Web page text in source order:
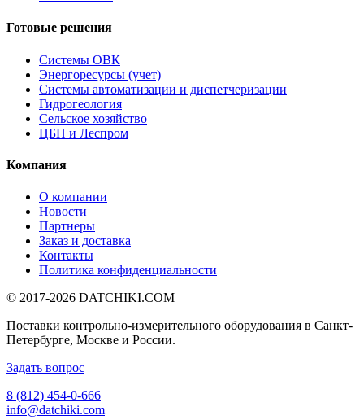
Готовые решения
Системы ОВК
Энергоресурсы (учет)
Системы автоматизации и диспетчеризации
Гидрогеология
Сельское хозяйство
ЦБП и Леспром
Компания
О компании
Новости
Партнеры
Заказ и доставка
Контакты
Политика конфиденциальности
© 2017-2026 DATCHIKI.COM
Поставки контрольно-измерительного оборудования в Санкт-
Петербурге, Москве и России.
Задать вопрос
8 (812) 454-0-666
info@datchiki.com